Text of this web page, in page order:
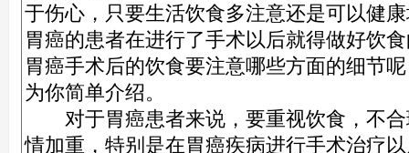
于伤心，只要生活饮食多注意还是可以健
胃癌的患者在进行了手术以后就得做好饮
胃癌手术后的饮食要注意哪些方面的细节
为你简单介绍。
对于胃癌患者来说，要重视饮食，不合
情加重，特别是在胃癌疾病进行手术治疗